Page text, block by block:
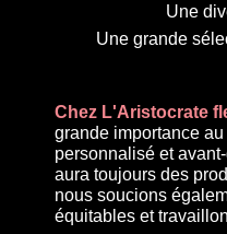
Une
Une grande
Chez L'Aristocrate
grande importance
personnalisé et
aura toujours des
nous soucions
équitables et